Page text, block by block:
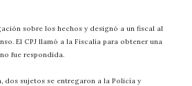
sobre los hechos y designó a un fiscal al
El CPJ llamó a la Fiscalía para obtener una
fue respondida.
dos sujetos se entregaron a la Policía y